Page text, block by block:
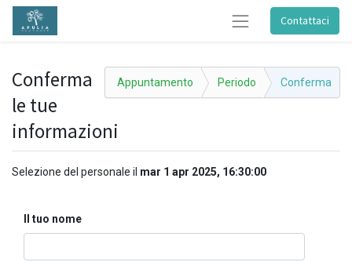
Contattaci
Appuntamento Periodo Conferma
Conferma
le tue
informazioni
Selezione del personale il mar 1 apr 2025, 16:30:00
Il tuo nome